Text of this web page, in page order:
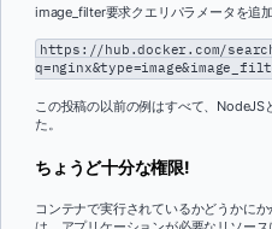
image_filter要求クエリパラメータを追
https://hub.docker.com/
この投稿の以前の例はすべて、NodeJS
た。
ちょうど十分な権限!
コンテナで実行されているかどうかに